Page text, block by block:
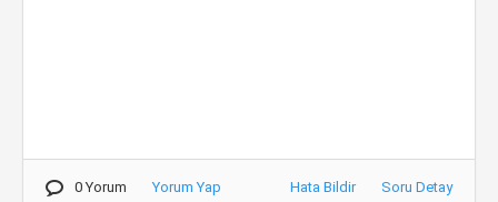
0 Yorum Yorum Yap Hata Bildir Soru Detay